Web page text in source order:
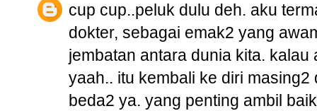
cup cup..peluk dulu deh. aku
dokter, sebagai emak2 yang
jembatan antara dunia kita.
yaah.. itu kembali ke diri
beda2 ya. yang penting ambil